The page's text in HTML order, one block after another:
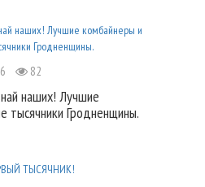
82
наших! Лучшие
тысячники Гродненщины.